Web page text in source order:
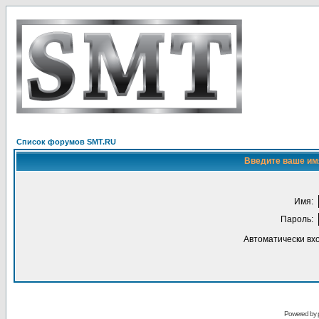
Список форумов SMT.RU
Введите ваше
Имя:
Пароль:
Автоматически
Powered by